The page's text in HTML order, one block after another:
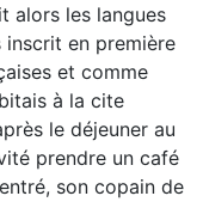
alors les langues
en première
et comme
à la cite
le déjeuner au
prendre un café
son copain de